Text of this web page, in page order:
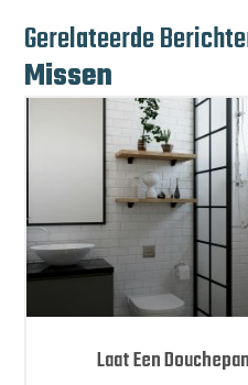
Gerelateerde
Missen
Laat Een